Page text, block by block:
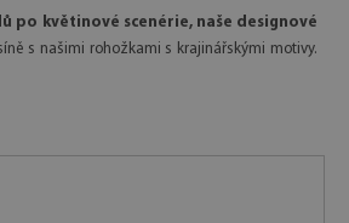
po květinové scenérie, naše designové
s našimi rohožkami s krajinářskými motivy.